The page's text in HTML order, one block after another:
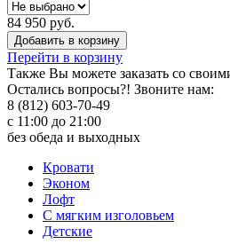
84 950 руб.
Добавить в корзину
Перейти в корзину
Также Вы можете заказать со
Остались вопросы?! Звоните нам:
8 (812) 603-70-49
с 11:00 до 21:00
без обеда и выходных
Кровати
Эконом
Лофт
С мягким изголовьем
Детские